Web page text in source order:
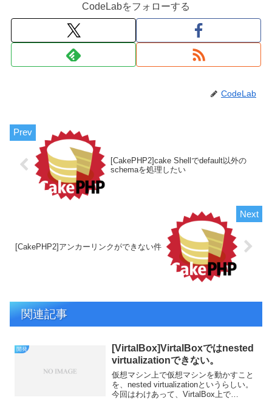
CodeLabをフォローする
CodeLab
[CakePHP2]cake Shellでdefault以外の
schemaを処理したい
[CakePHP2]アンカーリンクができない件
関連記事
開発
[VirtalBox]VirtalBoxではnested
virtualizationできない。
仮想マシン上で仮想マシンを動かすこと
を、nested virtualizationというらしい。
今回はわけあって、VirtalBox上で